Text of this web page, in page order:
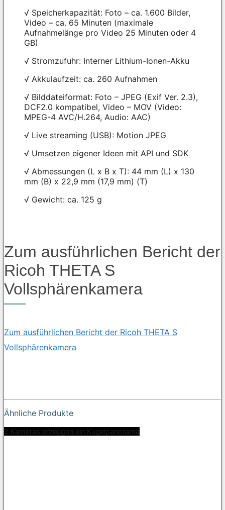
√ Speicherkapazität: Foto – ca. 1.600 Bilder,
Video – ca. 65 Minuten (maximale
Aufnahmelänge pro Video 25 Minuten oder 4
GB)
√ Stromzufuhr: Interner Lithium-Ionen-Akku
√ Akkulaufzeit: ca. 260 Aufnahmen
√ Bilddateiformat: Foto – JPEG (Exif Ver. 2.3),
DCF2.0 kompatibel, Video – MOV (Video:
MPEG-4 AVC/H.264, Audio: AAC)
√ Live streaming (USB): Motion JPEG
√ Umsetzen eigener Ideen mit API und SDK
√ Abmessungen (L x B x T): 44 mm (L) x 130
mm (B) x 22,9 mm (17,9 mm) (T)
√ Gewicht: ca. 125 g
Zum ausführlichen Bericht der
Ricoh THETA S
Vollsphärenkamera
Zum ausführlichen Bericht der Ricoh THETA S
Vollsphärenkamera
Ähnliche Produkte
2 Kameras erzeugen ein Kugelpanorama